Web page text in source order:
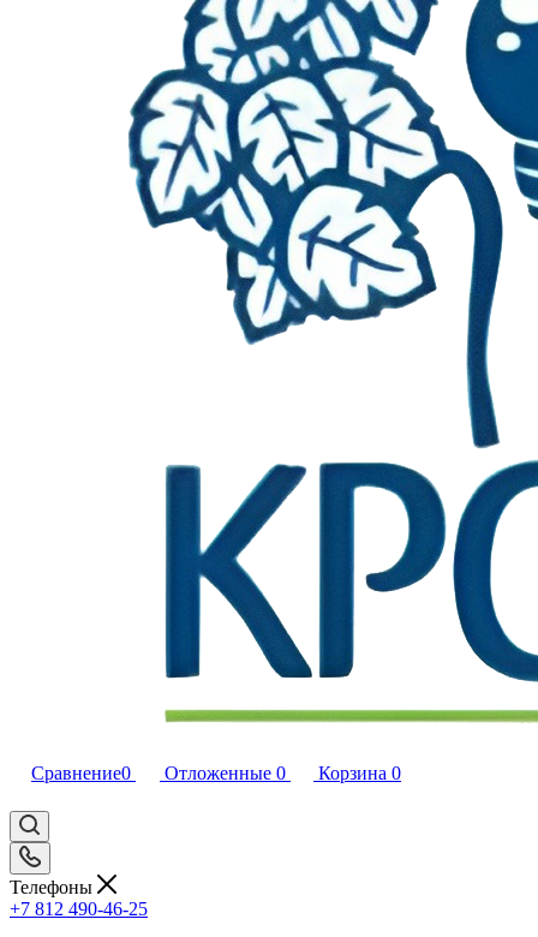
Сравнение0 Отложенные 0 Корзина 0
Телефоны
+7 812 490-46-25